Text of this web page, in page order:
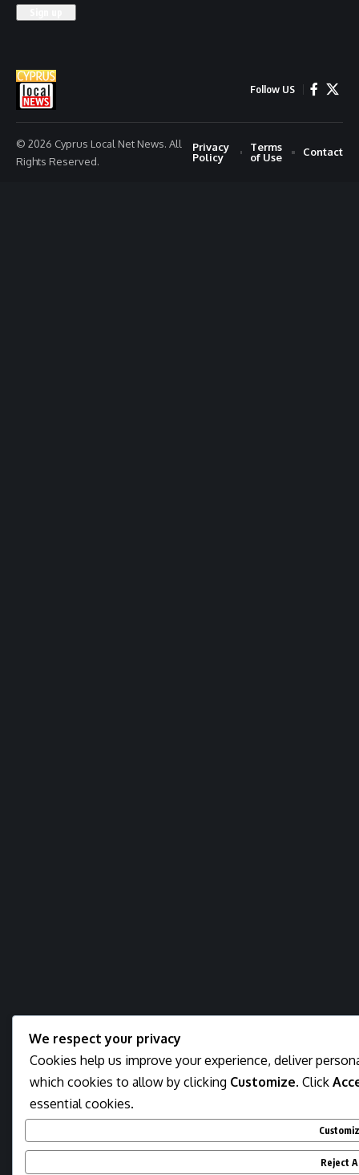
Follow US
© 2026 Cyprus Local Net News. All
Rights Reserved.
Privacy
Policy
Terms
of Use
Contact
We respect your privacy
Cookies help us improve your experience, deliver
which cookies to allow by clicking Customize. Click
essential cookies.
Reject